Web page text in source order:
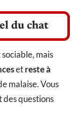
du chat
mais
etreste à
malaise. Vous
des questions